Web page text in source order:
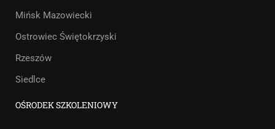
Mińsk Mazowiecki
Ostrowiec Świętokrzyski
Rzeszów
Siedlce
OŚRODEK SZKOLENIOWY